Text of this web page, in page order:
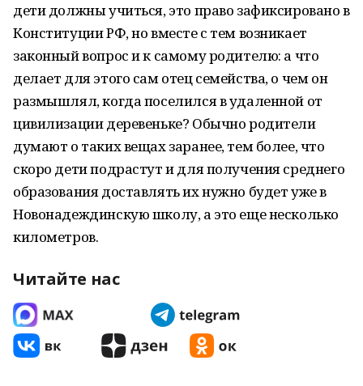
дети должны учиться, это право зафиксировано в
Конституции РФ, но вместе с тем возникает
законный вопрос и к самому родителю: а что
делает для этого сам отец семейства, о чем он
размышлял, когда поселился в удаленной от
цивилизации деревеньке? Обычно родители
думают о таких вещах заранее, тем более, что
скоро дети подрастут и для получения среднего
образования доставлять их нужно будет уже в
Новонадеждинскую школу, а это еще несколько
километров.
Читайте нас